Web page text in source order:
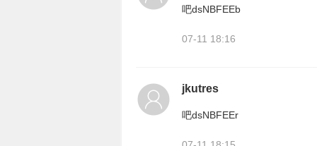
吧dsNBFEEb
07-11 18:16
jkutres
吧dsNBFEEr